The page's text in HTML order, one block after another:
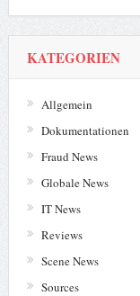
KATEGORIEN
Allgemein
Dokumentationen
Fraud News
Globale News
IT News
Reviews
Scene News
Sources